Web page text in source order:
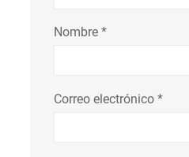
Nombre *
Correo electrónico *